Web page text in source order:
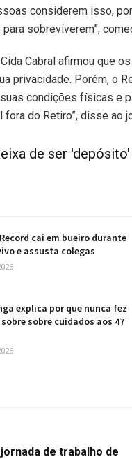
considerem isso,
sobreviverem”,
Cabral afirmou que
privacidade. Porém, o
condições físicas e
do Retiro”, disse ao
de ser
cai em bueiro durante
e assusta colegas
explica por que nunca fez
sobre cuidados aos 47
de trabalho de